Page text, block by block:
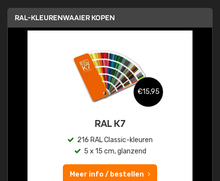
RAL-KLEURENWAAIER KOPEN
€15,95
RAL K7
216 RAL Classic-kleuren
5 x 15 cm, glanzend
Meer info / bestellen